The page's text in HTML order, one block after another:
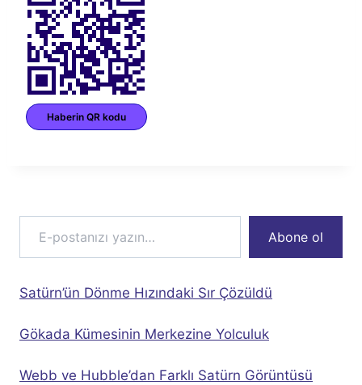
Haberin QR kodu
E-postanızı yazın…
Abone ol
Satürn’ün Dönme Hızındaki Sır Çözüldü
Gökada Kümesinin Merkezine Yolculuk
Webb ve Hubble’dan Farklı Satürn Görüntüsü